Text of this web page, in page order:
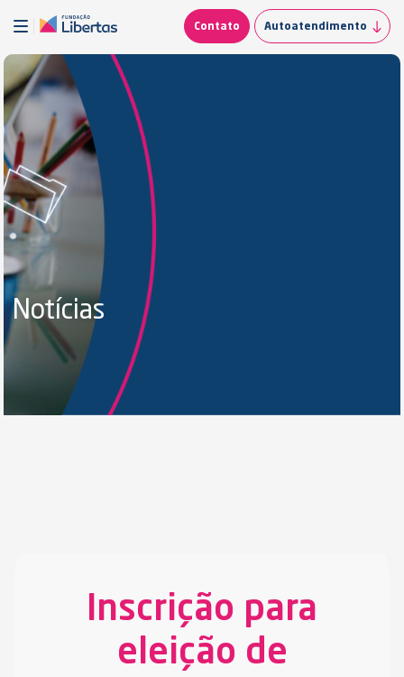
Contato Autoatendimento
Notícias
Inscrição para
eleição de